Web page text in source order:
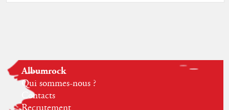
Albumrock
Qui sommes-nous ?
Contacts